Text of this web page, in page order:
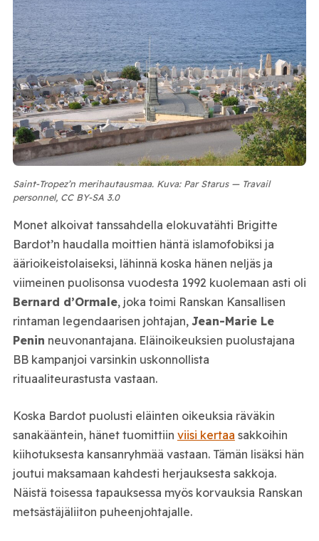
Saint-Tropez’n merihautausmaa. Kuva: Par Starus — Travail
personnel, CC BY-SA 3.0
Monet alkoivat tanssahdella elokuvatähti Brigitte
Bardot’n haudalla moittien häntä islamofobiksi ja
äärioikeistolaiseksi, lähinnä koska hänen neljäs ja
viimeinen puolisonsa vuodesta 1992 kuolemaan asti oli
Bernard d’Ormale, joka toimi Ranskan Kansallisen
rintaman legendaarisen johtajan, Jean-Marie Le
Penin neuvonantajana. Eläinoikeuksien puolustajana
BB kampanjoi varsinkin uskonnollista
rituaaliteurastusta vastaan.
Koska Bardot puolusti eläinten oikeuksia räväkin
sanakääntein, hänet tuomittiin viisi kertaa sakkoihin
kiihotuksesta kansanryhmää vastaan. Tämän lisäksi hän
joutui maksamaan kahdesti herjauksesta sakkoja.
Näistä toisessa tapauksessa myös korvauksia Ranskan
metsästäjäliiton puheenjohtajalle.